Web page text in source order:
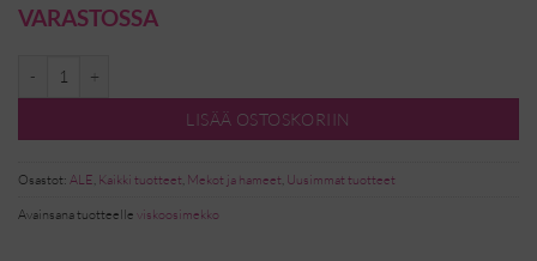
VARASTOSSA
LISÄÄ OSTOSKORIIN
Osastot: ALE, Kaikki tuotteet, Mekot ja hameet, Uusimmat tuotteet
Avainsana tuotteelle viskoosimekko